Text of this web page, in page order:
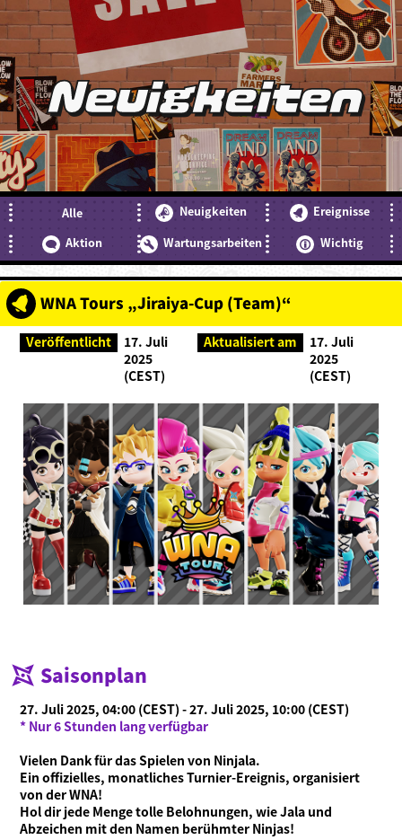
Neuigkeiten
Alle Neuigkeiten
Ereignisse
Aktion
Wartungsarbeiten Wichtig
WNA Tours „Jiraiya-Cup (Team)“
Veröffentlicht
17. Juli
2025
(CEST)
Aktualisiert am
17. Juli
2025
(CEST)
Saisonplan
27. Juli 2025, 04:00 (CEST) - 27. Juli 2025, 10:00 (CEST)
* Nur 6 Stunden lang verfügbar
Vielen Dank für das Spielen von Ninjala.
Ein offizielles, monatliches Turnier-Ereignis, organisiert
von der WNA!
Hol dir jede Menge tolle Belohnungen, wie Jala und
Abzeichen mit den Namen berühmter Ninjas!